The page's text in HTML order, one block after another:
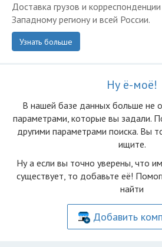
Доставка грузов и
Западному региону и всей России.
Узнать больше
Ну ё-моё!
В нашей базе данных больше не
параметрами, которые вы задали.
другими параметрами поиска. Вы
ищите.
Ну а если вы точно уверены, что
существует, то добавьте её!
найти
Добавить